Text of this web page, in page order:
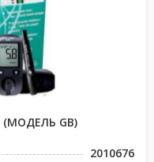
GB)
2010676